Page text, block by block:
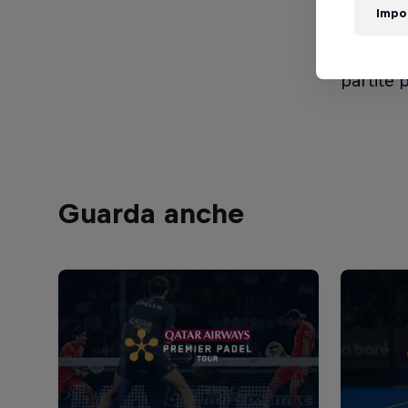
del
partite
Guarda anche